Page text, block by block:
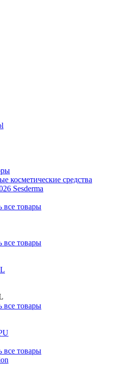
косметические средства
Sesderma
все товары
все товары
все товары
все товары